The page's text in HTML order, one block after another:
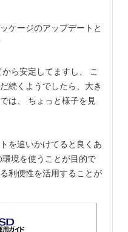
ケージのアップデートと
ら安定してますし、 こ
続くようでしたら、大き
は、 ちょっと様子を見
を追いかけてると良くあ
境を使うことが目的で
利便性を活用することが